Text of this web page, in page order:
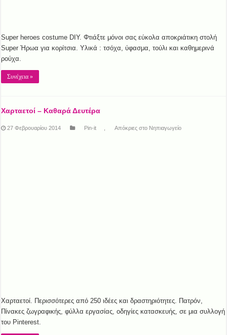
Super heroes costume DIY. Φτιάξτε μόνοι σας εύκολα αποκριάτικη στολή
Super Ήρωα για κορίτσια. Υλικά : τσόχα, ύφασμα, τούλι και καθημερινά
ρούχα.
Συνέχεια »
Χαρταετοί – Καθαρά Δευτέρα
27 Φεβρουαρίου 2014 Pin-it Απόκριες στο Νηπιαγωγείο
Χαρταετοί. Περισσότερες από 250 ιδέες και δραστηριότητες. Πατρόν,
Πίνακες ζωγραφικής, φύλλα εργασίας, οδηγίες κατασκευής, σε μια συλλογή
του Pinterest.